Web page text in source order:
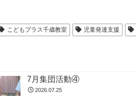
こどもプラス千歳教室 児童発達支援
7月集団活動④
2026.07.25